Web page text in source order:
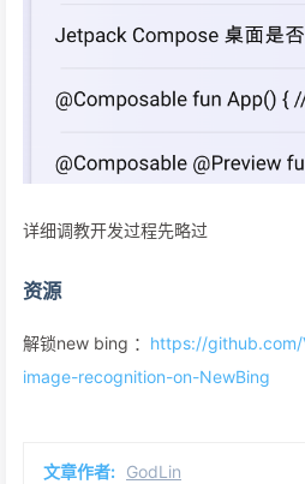
详细调教开发过程先略过
资源
解锁new bing ： https://
image-recognition-on-NewBing
文章作者: GodLin